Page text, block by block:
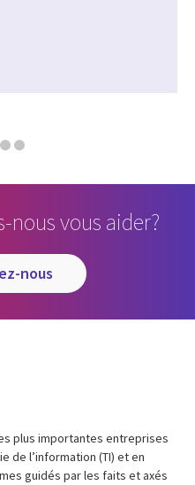
vous aider?
nous
plus importantes entreprises
de l’information (TI) et en
guidés par les faits et axés